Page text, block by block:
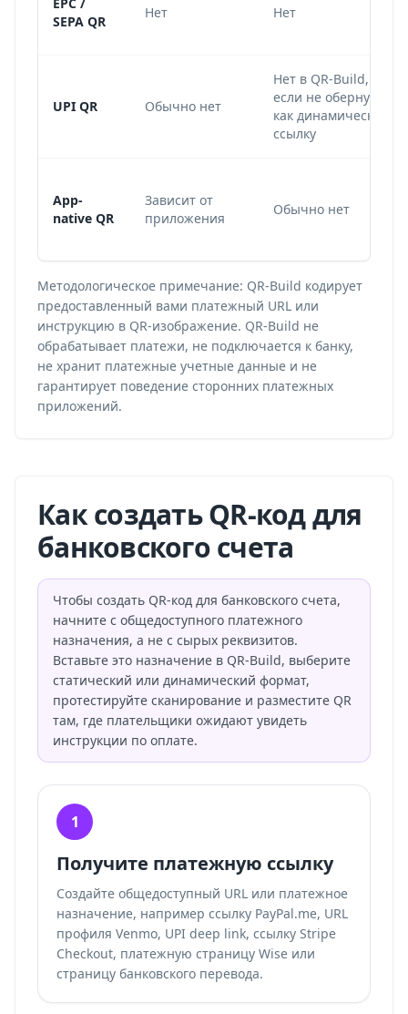
SEPA QR
Нет Нет
UPI QR Обычно нет
Нет в QR-Build,
если не обернуть
как динамическую
ссылку
App-
native QR
Зависит от
приложения
Обычно нет
Методологическое примечание: QR-Build кодирует
предоставленный вами платежный URL или
инструкцию в QR-изображение. QR-Build не
обрабатывает платежи, не подключается к банку,
не хранит платежные учетные данные и не
гарантирует поведение сторонних платежных
приложений.
Как создать QR-код для
банковского счета
Чтобы создать QR-код для банковского счета,
начните с общедоступного платежного
назначения, а не с сырых реквизитов.
Вставьте это назначение в QR-Build, выберите
статический или динамический формат,
протестируйте сканирование и разместите QR
там, где плательщики ожидают увидеть
инструкции по оплате.
1
Получите платежную ссылку
Создайте общедоступный URL или платежное
назначение, например ссылку PayPal.me, URL
профиля Venmo, UPI deep link, ссылку Stripe
Checkout, платежную страницу Wise или
страницу банковского перевода.